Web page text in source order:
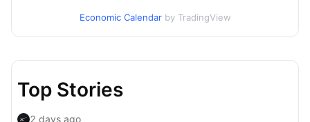
Economic Calendar by TradingView